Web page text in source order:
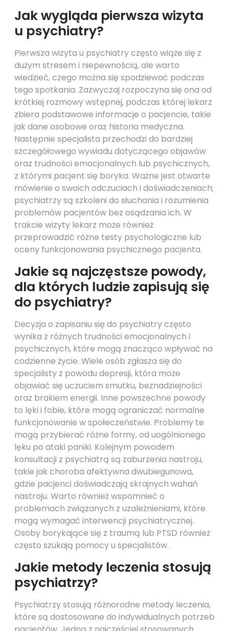
Jak wygląda pierwsza wizyta
u psychiatry?
Pierwsza wizyta u psychiatry często wiąże się z
dużym stresem i niepewnością, ale warto
wiedzieć, czego można się spodziewać podczas
tego spotkania. Zazwyczaj rozpoczyna się ona od
krótkiej rozmowy wstępnej, podczas której lekarz
zbiera podstawowe informacje o pacjencie, takie
jak dane osobowe oraz historia medyczna.
Następnie specjalista przechodzi do bardziej
szczegółowego wywiadu dotyczącego objawów
oraz trudności emocjonalnych lub psychicznych,
z którymi pacjent się boryka. Ważne jest otwarte
mówienie o swoich odczuciach i doświadczeniach;
psychiatrzy są szkoleni do słuchania i rozumienia
problemów pacjentów bez osądzania ich. W
trakcie wizyty lekarz może również
przeprowadzić różne testy psychologiczne lub
oceny funkcjonowania psychicznego pacjenta.
Jakie są najczęstsze powody,
dla których ludzie zapisują się
do psychiatry?
Decyzja o zapisaniu się do psychiatry często
wynika z różnych trudności emocjonalnych i
psychicznych, które mogą znacząco wpływać na
codzienne życie. Wiele osób zgłasza się do
specjalisty z powodu depresji, która może
objawiać się uczuciem smutku, beznadziejności
oraz brakiem energii. Inne powszechne powody
to lęki i fobie, które mogą ograniczać normalne
funkcjonowanie w społeczeństwie. Problemy te
mogą przybierać różne formy, od uogólnionego
lęku po ataki paniki. Kolejnym powodem
konsultacji z psychiatrą są zaburzenia nastroju,
takie jak choroba afektywna dwubiegunowa,
gdzie pacjenci doświadczają skrajnych wahań
nastroju. Warto również wspomnieć o
problemach związanych z uzależnieniami, które
mogą wymagać interwencji psychiatrycznej.
Osoby borykające się z traumą lub PTSD również
często szukają pomocy u specjalistów.
Jakie metody leczenia stosują
psychiatrzy?
Psychiatrzy stosują różnorodne metody leczenia,
które są dostosowane do indywidualnych potrzeb